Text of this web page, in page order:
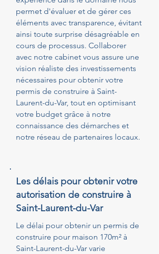
permet d'évaluer et de gérer ces
éléments avec transparence, évitant
ainsi toute surprise désagréable en
cours de processus. Collaborer
avec notre cabinet vous assure une
vision réaliste des investissements
nécessaires pour obtenir votre
permis de construire à Saint-
Laurent-du-Var, tout en optimisant
votre budget grâce à notre
connaissance des démarches et
notre réseau de partenaires locaux.
Les délais pour obtenir votre
autorisation de construire à
Saint-Laurent-du-Var
Le délai pour obtenir un permis de
construire pour maison 170m² à
Saint-Laurent-du-Var varie